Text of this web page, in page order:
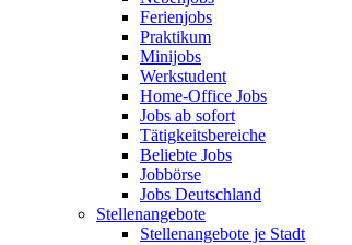
Ferienjobs
Praktikum
Minijobs
Werkstudent
Home-Office Jobs
Jobs ab sofort
Tätigkeitsbereiche
Beliebte Jobs
Jobbörse
Jobs Deutschland
Stellenangebote
Stellenangebote je Stadt